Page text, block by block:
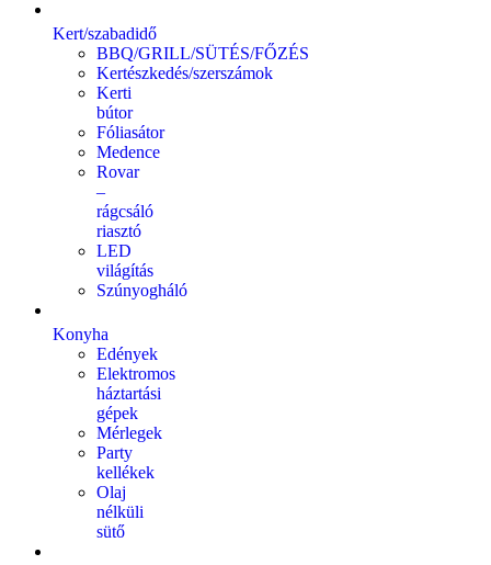
Kert/szabadidő
BBQ/GRILL/SÜTÉS/FŐZÉS
Kertészkedés/szerszámok
Kerti
bútor
Fóliasátor
Medence
Rovar
–
rágcsáló
riasztó
LED
világítás
Szúnyogháló
Konyha
Edények
Elektromos
háztartási
gépek
Mérlegek
Party
kellékek
Olaj
nélküli
sütő